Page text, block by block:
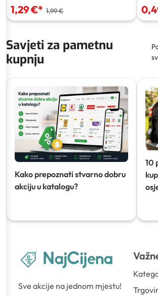
1,29 €* 1,99 €
Savjeti za pametnu
kupnju
Kako prepoznati stvarno dobru
akciju u katalogu?
10
Sve akcije na jednom mjestu!